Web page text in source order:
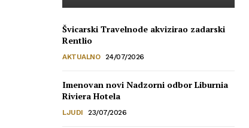
Švicarski Travelnode akvizirao zadarski
Rentlio
AKTUALNO 24/07/2026
Imenovan novi Nadzorni odbor Liburnia
Riviera Hotela
LJUDI 23/07/2026